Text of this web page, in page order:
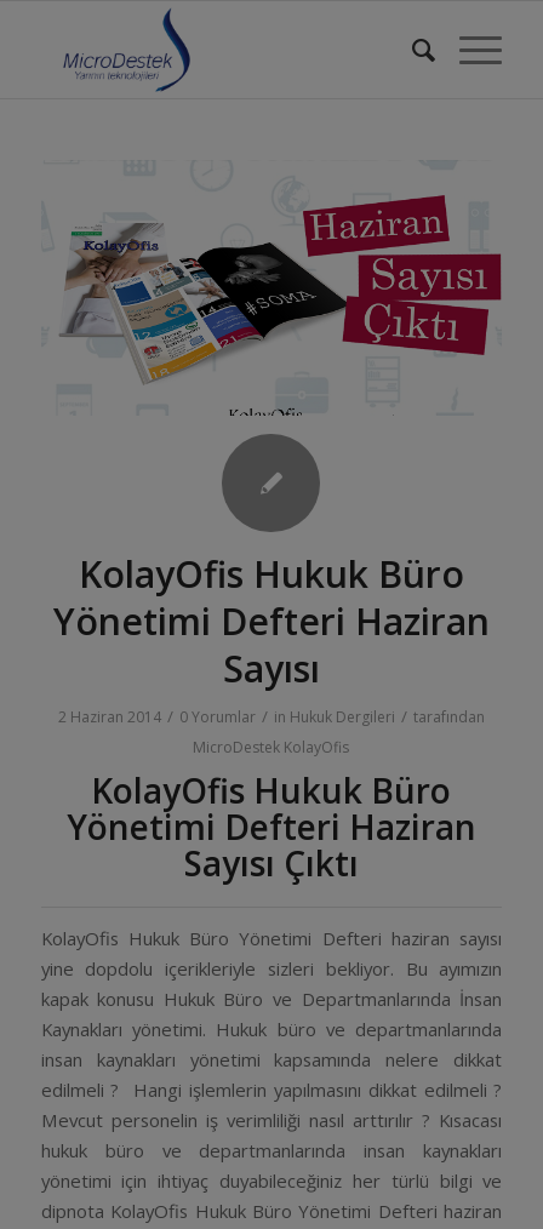
KolayOfis Hukuk Büro
Yönetimi Defteri Haziran
Sayısı
2 Haziran 2014 / 0 Yorumlar / in Hukuk Dergileri / tarafından
MicroDestek KolayOfis
KolayOfis Hukuk Büro
Yönetimi Defteri Haziran
Sayısı Çıktı
KolayOfis Hukuk Büro Yönetimi Defteri haziran sayısı
yine dopdolu içerikleriyle sizleri bekliyor. Bu ayımızın
kapak konusu Hukuk Büro ve Departmanlarında İnsan
Kaynakları yönetimi. Hukuk büro ve departmanlarında
insan kaynakları yönetimi kapsamında nelere dikkat
edilmeli ? Hangi işlemlerin yapılmasını dikkat edilmeli ?
Mevcut personelin iş verimliliği nasıl arttırılır ? Kısacası
hukuk büro ve departmanlarında insan kaynakları
yönetimi için ihtiyaç duyabileceğiniz her türlü bilgi ve
dipnota KolayOfis Hukuk Büro Yönetimi Defteri haziran